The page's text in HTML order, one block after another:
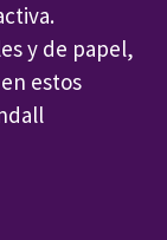
y de papel,
estos